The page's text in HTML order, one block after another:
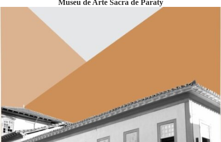
Museu de Arte Sacra de Paraty